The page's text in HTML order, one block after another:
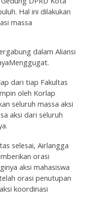
Hal ini dilakukan
massa
dalam Aliansi
dari tiap Fakultas
oleh Korlap
seluruh massa aksi
aksi dari seluruh
selesai, Airlangga
orasi
aksi mahasiswa
orasi penutupan
koordinasi